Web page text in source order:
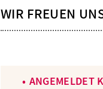
WIR FREUEN
ANGEMELDET